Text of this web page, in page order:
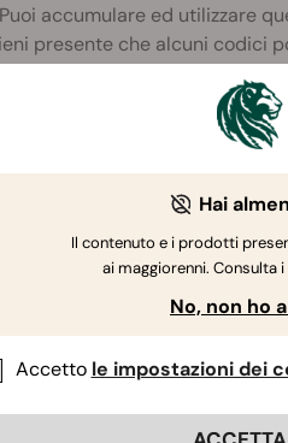
accumulare ed utilizzare
presente che alcuni codici
corso.
Hai
Il contenuto e i prodotti
ai maggiorenni. Consulta
No, non ho
Accetto le impostazioni dei